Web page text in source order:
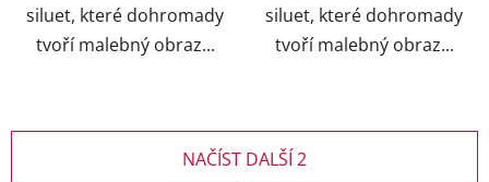
siluet, které dohromady
tvoří malebný obraz...
siluet, které dohromady
tvoří malebný obraz...
NAČÍST DALŠÍ 2